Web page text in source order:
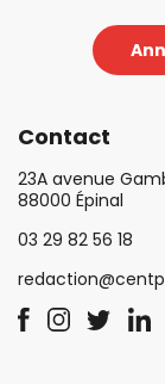
Contact
23A avenue
88000 Épinal
03 29 82 56 18